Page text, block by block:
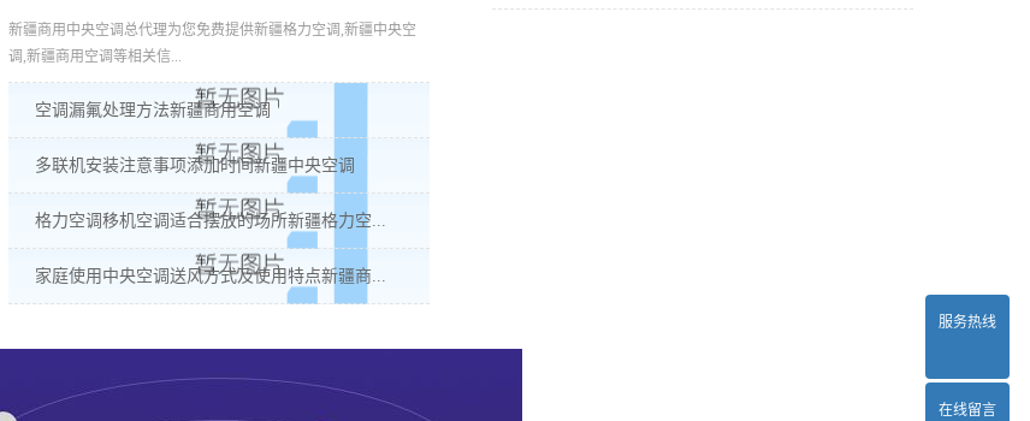
新疆商用中央空调总代理为您免费提供新疆格力空调,新疆中央空
调,新疆商用空调等相关信...
空调漏氟处理方法新疆商用空调
多联机安装注意事项添加时间新疆中央空调
格力空调移机空调适合摆放的场所新疆格力空...
家庭使用中央空调送风方式及使用特点新疆商...
服务热线
在线留言